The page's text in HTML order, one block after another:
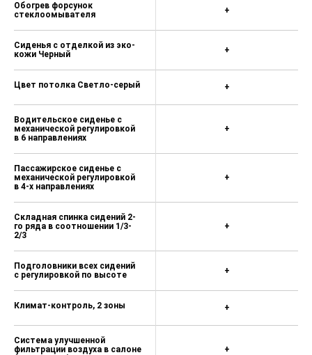
Обогрев форсунок
стеклоомывателя
Сиденья с отделкой из эко-
кожи Черный
Цвет потолка Светло-серый
Водительское сиденье с
механической регулировкой
в 6 направлениях
Пассажирское сиденье с
механической регулировкой
в 4-х направлениях
Складная спинка сидений 2-
го ряда в соотношении 1/3-
2/3
Подголовники всех сидений
с регулировкой по высоте
Климат-контроль, 2 зоны
Система улучшенной
фильтрации воздуха в салоне
+
+
+
+
+
+
+
+
+